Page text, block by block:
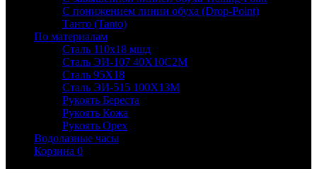
С понижением линии обуха (Drop-Point)
Танто (Tanto)
По материалам
Сталь 110х18 мшд
Сталь ЭИ-107 40Х10С2М
Сталь 95Х18
Сталь ЭИ-515 100Х13М
Рукоять Береста
Рукоять Кожа
Рукоять Орех
Водолазные часы
Корзина 0